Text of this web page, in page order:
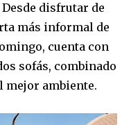
Desde disfrutar de
más informal de
cuenta con
sofás, combinado
mejor ambiente.